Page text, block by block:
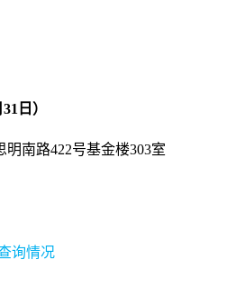
日）
南路422号基金楼303室
询情况